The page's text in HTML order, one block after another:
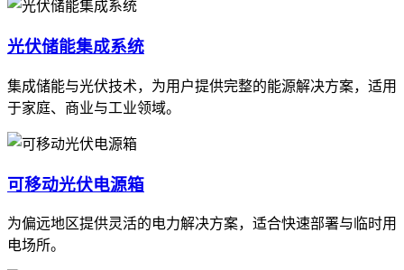
光伏储能集成系统
集成储能与光伏技术，为用户提供完整的能源解决方案，适用
于家庭、商业与工业领域。
可移动光伏电源箱
为偏远地区提供灵活的电力解决方案，适合快速部署与临时用
电场所。